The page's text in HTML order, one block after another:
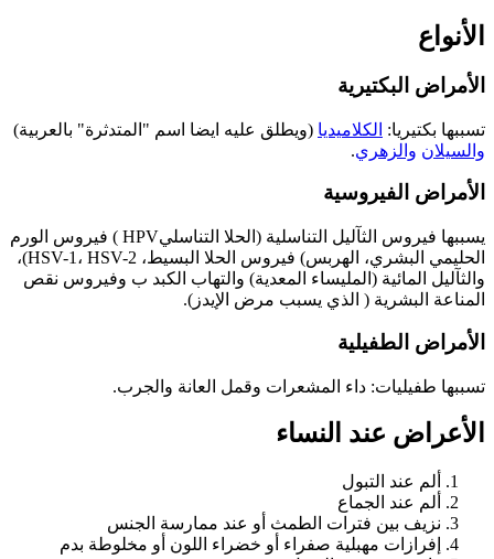
الأنواع
الأمراض البكتيرية
تسببها بكتيريا: الكلاميديا (ويطلق عليه ايضا اسم "المتدثرة" بالعربية)
والسيلان والزهري.
الأمراض الفيروسية
يسببها فيروس الثآليل التناسلية (الحلا التناسليHPV ) فيروس الورم
الحليمي البشري، الهربس) فيروس الحلا البسيط، HSV-1، HSV-2)،
والثآليل المائية (المليساء المعدية) والتهاب الكبد ب وفيروس نقص
المناعة البشرية ( الذي يسبب مرض الإيدز).
الأمراض الطفيلية
تسببها طفيليات: داء المشعرات وقمل العانة والجرب.
الأعراض عند النساء
ألم عند التبول
ألم عند الجماع
نزيف بين فترات الطمث أو عند ممارسة الجنس
إفرازات مهبلية صفراء أو خضراء اللون أو مخلوطة بدم